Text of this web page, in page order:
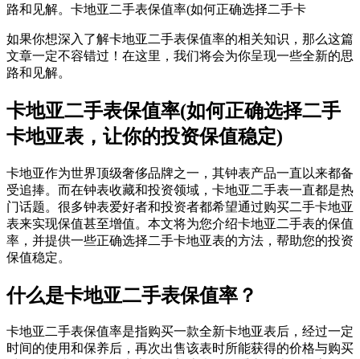
路和见解。卡地亚二手表保值率(如何正确选择二手卡
如果你想深入了解卡地亚二手表保值率的相关知识，那么这篇
文章一定不容错过！在这里，我们将会为你呈现一些全新的思
路和见解。
卡地亚二手表保值率(如何正确选择二手
卡地亚表，让你的投资保值稳定)
卡地亚作为世界顶级奢侈品牌之一，其钟表产品一直以来都备
受追捧。而在钟表收藏和投资领域，卡地亚二手表一直都是热
门话题。很多钟表爱好者和投资者都希望通过购买二手卡地亚
表来实现保值甚至增值。本文将为您介绍卡地亚二手表的保值
率，并提供一些正确选择二手卡地亚表的方法，帮助您的投资
保值稳定。
什么是卡地亚二手表保值率？
卡地亚二手表保值率是指购买一款全新卡地亚表后，经过一定
时间的使用和保养后，再次出售该表时所能获得的价格与购买